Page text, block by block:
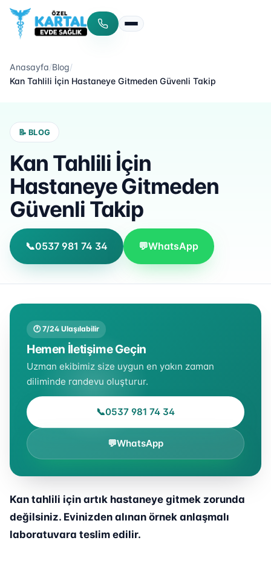
Menüyü aç/kapat
Anasayfa/Blog/
Kan Tahlili İçin Hastaneye Gitmeden Güvenli Takip
📝 BLOG
Kan Tahlili İçin
Hastaneye Gitmeden
Güvenli Takip
📞0537 981 74 34 💬WhatsApp
Kan tahlili için artık hastaneye gitmek zorunda
değilsiniz. Evinizden alınan örnek anlaşmalı
laboratuvara teslim edilir.
🕐 7/24 Ulaşılabilir
Hemen İletişime Geçin
Uzman ekibimiz size uygun en yakın zaman
diliminde randevu oluşturur.
📞0537 981 74 34
💬WhatsApp